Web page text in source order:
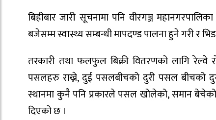
बिहीबार जारी सूचनामा पनि वीरगञ्ज
बजेसम्म स्वास्थ्य सम्बन्धी मापदण्ड पालना हुने गरी र
तरकारी तथा फलफुल बिक्री वितरणको लागि रेल्वे
पसलहरु राख्ने, दुई पसलबीचको दुरी पसल बीचको
स्थानमा कुनै पनि प्रकारले पसल खोलेको, समान बेचेको
दिएको छ ।